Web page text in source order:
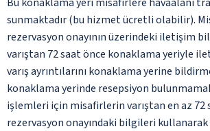
sunmaktadır (bu hizmet ücretli olabilir).
rezervasyon onayının üzerindeki iletişim
varıştan 72 saat önce konaklama yeriyle
varış ayrıntılarını konaklama yerine
konaklama yerinde resepsiyon
işlemleri için misafirlerin varıştan en az 72
rezervasyon onayındaki bilgileri